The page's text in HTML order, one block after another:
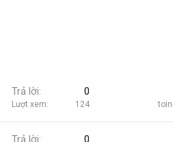
Trả lời 0
Lượt xem 124
Trả lời 0